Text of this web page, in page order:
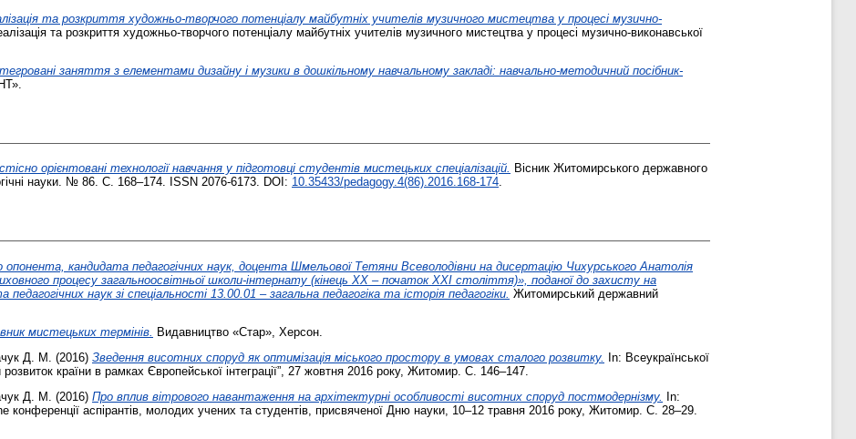
та розкриття художньо-творчого потенціалу майбутніх учителів музичного мистецтва у процесі музично-
та розкриття художньо-творчого потенціалу майбутніх учителів музичного мистецтва у процесі музично-виконавської
заняття з елементами дизайну і музики в дошкільному навчальному закладі: навчально-методичний посібник-
орієнтовані технології навчання у підготовці студентів мистецьких спеціалізацій. Вісник Житомирського державного
науки. № 86. С. 168–174. ISSN 2076-6173. DOI: 10.35433/pedagogy.4(86).2016.168-174.
опонента, кандидата педагогічних наук, доцента Шмельової Тетяни Всеволодівни на дисертацію Чихурського Анатолія
процесу загальноосвітньої школи-інтернату (кінець ХХ – початок ХХІ століття)», поданої до захисту на
наук зі спеціальності 13.00.01 – загальна педагогіка та історія педагогіки. Житомирський державний
мистецьких термінів. Видавництво «Стар», Херсон.
Д. М. (2016) Зведення висотних споруд як оптимізація міського простору в умовах сталого розвитку.
In: Всеукраїнської
розвиток країни в рамках Європейської інтеграції”, 27 жовтня 2016 року, Житомир. С. 146–147.
Д. М. (2016) Про вплив вітрового навантаження на архітектурні особливості висотних споруд постмодернізму.
In:
конференції аспірантів, молодих учених та студентів, присвяченої Дню науки, 10–12 травня 2016 року, Житомир. С. 28–29.